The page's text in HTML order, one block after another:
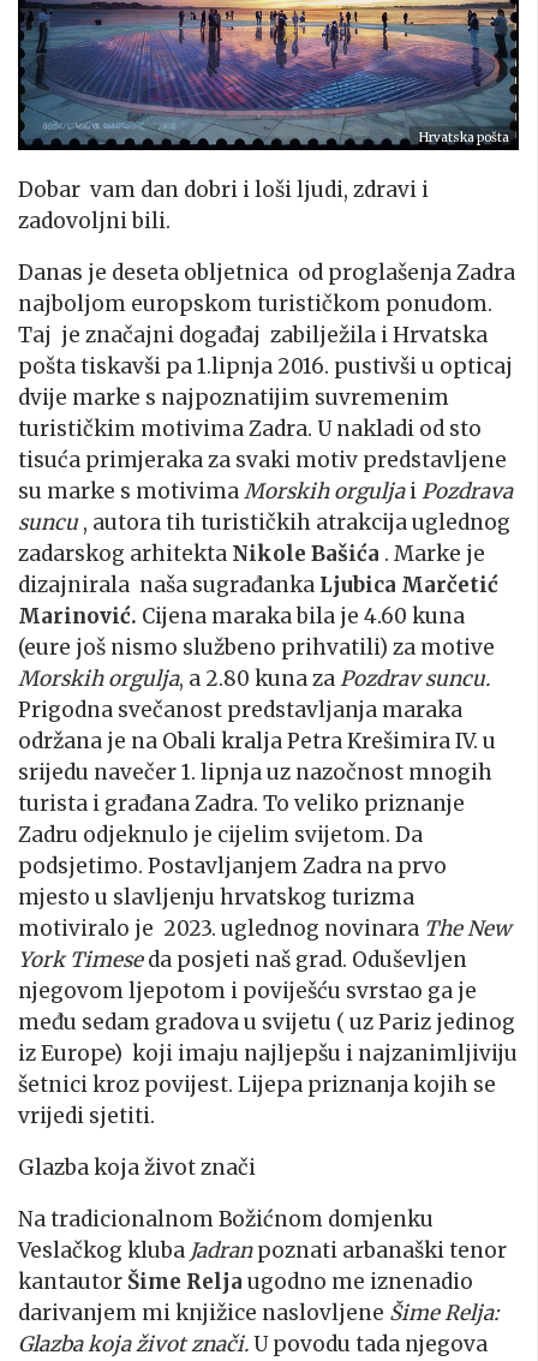
Hrvatska pošta
Dobar vam dan dobri i loši ljudi, zdravi i
zadovoljni bili.
Danas je deseta obljetnica od proglašenja Zadra
najboljom europskom turističkom ponudom.
Taj je značajni događaj zabilježila i Hrvatska
pošta tiskavši pa 1.lipnja 2016. pustivši u opticaj
dvije marke s najpoznatijim suvremenim
turističkim motivima Zadra. U nakladi od sto
tisuća primjeraka za svaki motiv predstavljene
su marke s motivimaMorskih orguljaiPozdrava
suncu, autora tih turističkih atrakcija uglednog
zadarskog arhitekta Nikole Bašića . Marke je
dizajnirala naša sugrađanka Ljubica Marčetić
Marinović. Cijena maraka bila je 4.60 kuna
(eure još nismo službeno prihvatili) za motive
Morskih orgulja, a 2.80 kuna zaPozdrav suncu.
Prigodna svečanost predstavljanja maraka
održana je na Obali kralja Petra Krešimira IV. u
srijedu navečer 1. lipnja uz nazočnost mnogih
turista i građana Zadra. To veliko priznanje
Zadru odjeknulo je cijelim svijetom. Da
podsjetimo. Postavljanjem Zadra na prvo
mjesto u slavljenju hrvatskog turizma
motiviralo je 2023. uglednog novinara The New
York Timeseda posjeti naš grad. Oduševljen
njegovom ljepotom i poviješću svrstao ga je
među sedam gradova u svijetu ( uz Pariz jedinog
iz Europe) koji imaju najljepšu i najzanimljiviju
šetnici kroz povijest. Lijepa priznanja kojih se
vrijedi sjetiti.
Glazba koja život znači
Na tradicionalnom Božićnom domjenku
Veslačkog kluba Jadranpoznati arbanaški tenor
kantautor Šime Relja ugodno me iznenadio
darivanjem mi knjižice naslovljene Šime Relja:
Glazba koja život znači.U povodu tada njegova